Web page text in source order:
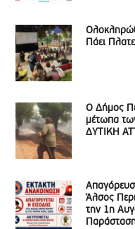
Πάει
Ο Δήμος
μέτωπα
ΔΥΤΙΚΗ
Άλσος
την 1η